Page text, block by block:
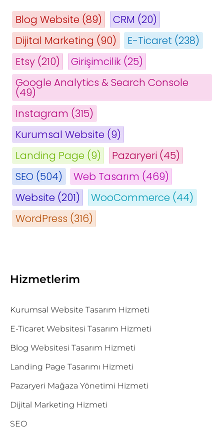
Blog Website (89) CRM (20)
Dijital Marketing (90) E-Ticaret (238)
Etsy (210) Girişimcilik (25)
Google Analytics & Search Console
(49)
Instagram (315)
Kurumsal Website (9)
Landing Page (9) Pazaryeri (45)
SEO (504) Web Tasarım (469)
Website (201) WooCommerce (44)
WordPress (316)
Hizmetlerim
Kurumsal Website Tasarım Hizmeti
E-Ticaret Websitesi Tasarım Hizmeti
Blog Websitesi Tasarım Hizmeti
Landing Page Tasarımı Hizmeti
Pazaryeri Mağaza Yönetimi Hizmeti
Dijital Marketing Hizmeti
SEO